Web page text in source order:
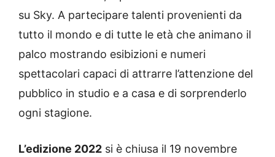
su Sky. A partecipare talenti provenienti da
tutto il mondo e di tutte le età che animano il
palco mostrando esibizioni e numeri
spettacolari capaci di attrarre l’attenzione del
pubblico in studio e a casa e di sorprenderlo
ogni stagione.
L’edizione 2022 si è chiusa il 19 novembre